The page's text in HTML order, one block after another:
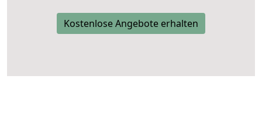
Kostenlose Angebote erhalten